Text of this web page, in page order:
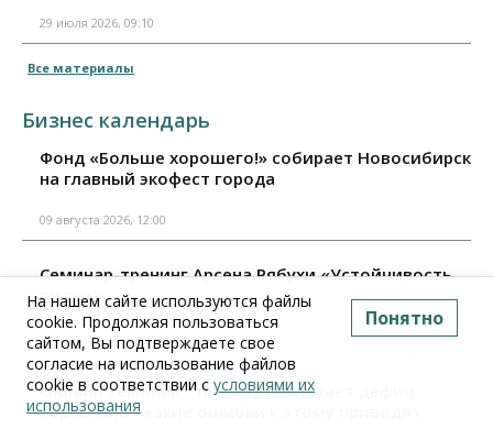
29 июля 2026, 09:10
Все материалы
Бизнес календарь
Фонд «Больше хорошего!» собирает Новосибирск
на главный экофест города
09 августа 2026, 12:00
Семинар-тренинг Арсена Рябухи «Устойчивость
лидера»
11 августа 2026, 10:00
Онлайн семинар: "Почему возникает дефицит
персонала - какие ошибки к этому приводят"
На нашем сайте используются файлы
cookie. Продолжая пользоваться
сайтом, Вы подтверждаете свое
согласие на использование файлов
cookie в соответствии с условиями их
использования
Понятно